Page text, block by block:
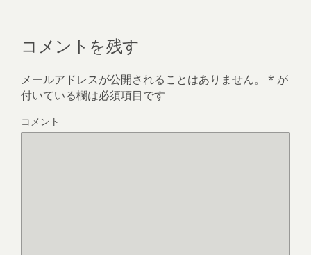
コメントを残す
メールアドレスが公開されることはありません。 * が
付いている欄は必須項目です
コメント